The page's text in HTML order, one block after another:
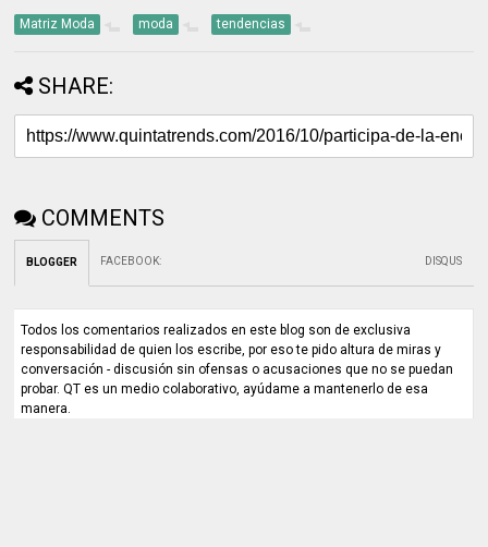
Matriz Moda moda tendencias
SHARE:
COMMENTS
BLOGGER FACEBOOK: DISQUS
Todos los comentarios realizados en este blog son de exclusiva
responsabilidad de quien los escribe, por eso te pido altura de miras y
conversación - discusión sin ofensas o acusaciones que no se puedan
probar. QT es un medio colaborativo, ayúdame a mantenerlo de esa
manera.